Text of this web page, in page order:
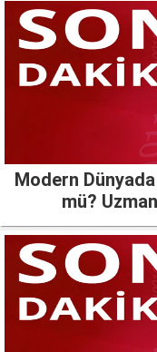
Modern
mü?